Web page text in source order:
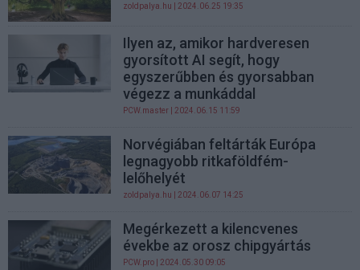
zoldpalya.hu | 2024.06.25 19:35
Ilyen az, amikor hardveresen
gyorsított AI segít, hogy
egyszerűbben és gyorsabban
végezz a munkáddal
PCW.master | 2024.06.15 11:59
Norvégiában feltárták Európa
legnagyobb ritkaföldfém-
lelőhelyét
zoldpalya.hu | 2024.06.07 14:25
Megérkezett a kilencvenes
évekbe az orosz chipgyártás
PCW.pro | 2024.05.30 09:05